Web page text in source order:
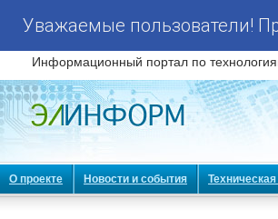
Уважаемые пользователи!
Информационный портал по
О проекте Новости и события